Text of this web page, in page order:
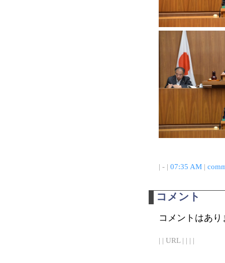
| - | 07:35 AM|
コメント
コメントはあり
| | URL | | | |